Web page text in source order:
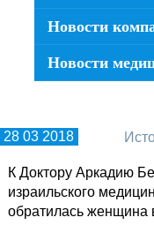
Новости
Новости
28 03 2018
К Доктору Аркадию
израильского
обратилась женщина